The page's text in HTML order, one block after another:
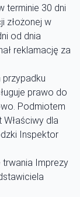
terminie 30 dni
złożonej w
od dnia
reklamację za
przypadku
prawo do
Podmiotem
dla
Inspektor
trwania Imprezy